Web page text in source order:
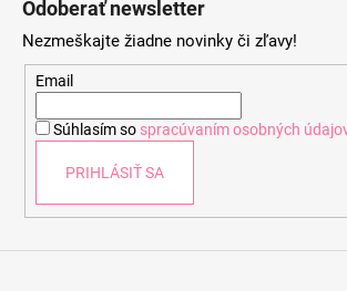
Odoberať newsletter
Nezmeškajte žiadne novinky či zľavy!
Email
Súhlasím so spracúvaním osobných
PRIHLÁSIŤ SA